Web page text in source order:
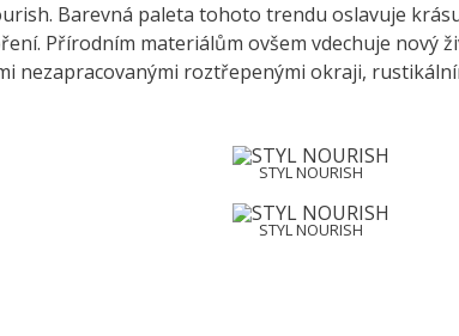
Barevná paleta tohoto trendu oslavuje
Přírodním materiálům ovšem vdechuje
nezapracovanými roztřepenými okraji,
STYL NOURISH
STYL NOURISH